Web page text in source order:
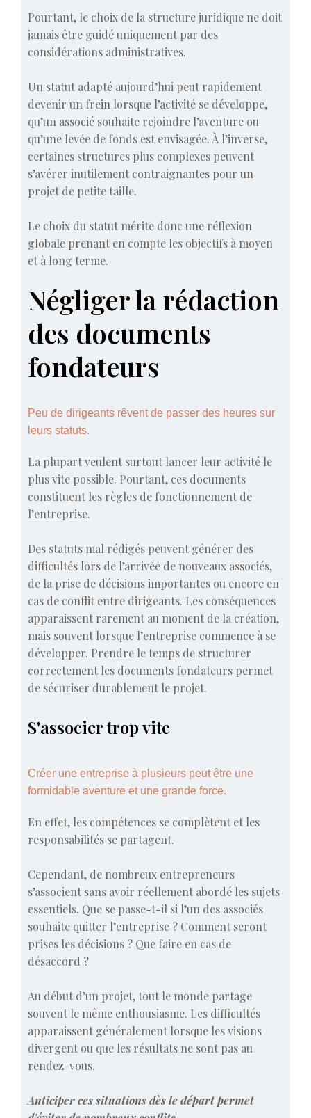
Pourtant, le choix de la structure juridique ne doit
jamais être guidé uniquement par des
considérations administratives.
Un statut adapté aujourd’hui peut rapidement
devenir un frein lorsque l’activité se développe,
qu’un associé souhaite rejoindre l’aventure ou
qu’une levée de fonds est envisagée. À l’inverse,
certaines structures plus complexes peuvent
s’avérer inutilement contraignantes pour un
projet de petite taille.
Le choix du statut mérite donc une réflexion
globale prenant en compte les objectifs à moyen
et à long terme.
Négliger la rédaction
des documents
fondateurs
Peu de dirigeants rêvent de passer des heures sur
leurs statuts.
La plupart veulent surtout lancer leur activité le
plus vite possible. Pourtant, ces documents
constituent les règles de fonctionnement de
l’entreprise.
Des statuts mal rédigés peuvent générer des
difficultés lors de l’arrivée de nouveaux associés,
de la prise de décisions importantes ou encore en
cas de conflit entre dirigeants. Les conséquences
apparaissent rarement au moment de la création,
mais souvent lorsque l’entreprise commence à se
développer. Prendre le temps de structurer
correctement les documents fondateurs permet
de sécuriser durablement le projet.
S'associer trop vite
Créer une entreprise à plusieurs peut être une
formidable aventure et une grande force.
En effet, les compétences se complètent et les
responsabilités se partagent.
Cependant, de nombreux entrepreneurs
s’associent sans avoir réellement abordé les sujets
essentiels. Que se passe-t-il si l’un des associés
souhaite quitter l’entreprise ? Comment seront
prises les décisions ? Que faire en cas de
désaccord ?
Au début d’un projet, tout le monde partage
souvent le même enthousiasme. Les difficultés
apparaissent généralement lorsque les visions
divergent ou que les résultats ne sont pas au
rendez-vous.
Anticiper ces situations dès le départ permet